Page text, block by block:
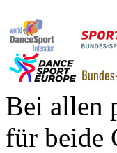
Bei allen
für beide